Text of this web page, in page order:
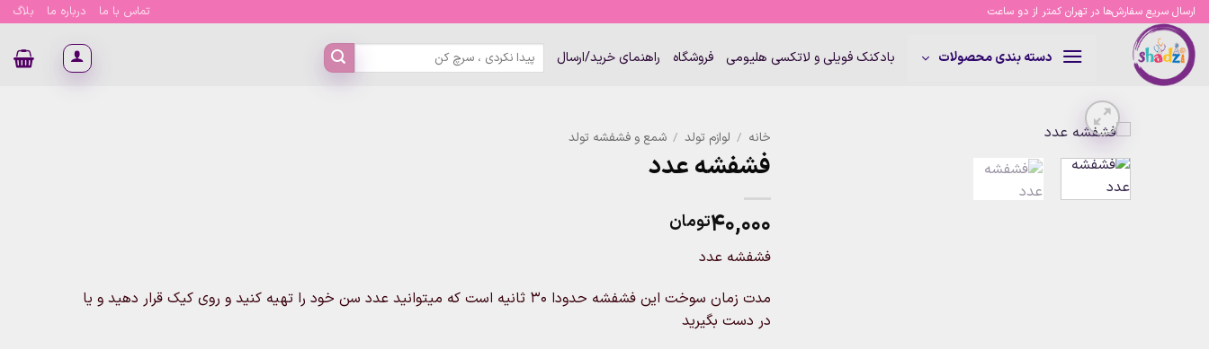
Skip
content
ارسال سریع سفارش‌ها در تهران کمتر از دو ساعت تماس با ما درباره ما بلاگ
دسته بندی محصولات بادکنک فویلی و لاتکسی هلیومی فروشگاه راهنمای خرید/ارسال
جستجو
برای:
خانه / لوازم تولد / شمع و فشفشه تولد
فشفشه عدد
۴۰,۰۰۰تومان
فشفشه عدد
مدت زمان سوخت این فشفشه حدودا ۳۰ ثانیه است که میتوانید عدد سن خود را تهیه کنید و روی کیک قرار دهید و یا
در دست بگیرید